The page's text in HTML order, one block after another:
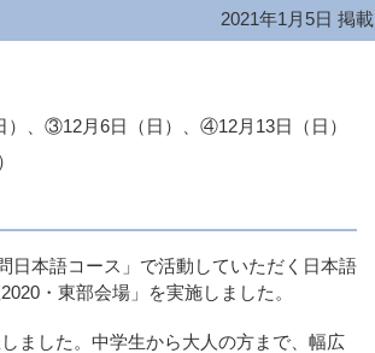
2021年1月5日 掲載
、③12月6日（日）、④12月13日（日）
日本語コース」で活動していただく日本語
・東部会場」を実施しました。
ました。中学生から大人の方まで、幅広